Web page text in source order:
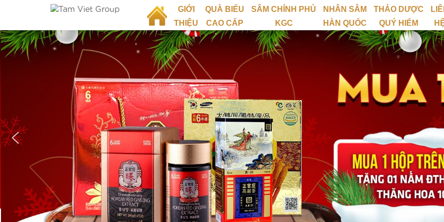
GIỚI
THIỆU
QUÀ BIẾU
CAO CẤP
SÂM CHÍNH PHỦ
KGC
NHÂN SÂM
HÀN QUỐC
THẢO DƯỢC
QUÝ HIẾM